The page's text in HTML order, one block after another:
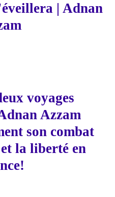
| Adnan
voyages
Azzam
son combat
la liberté en